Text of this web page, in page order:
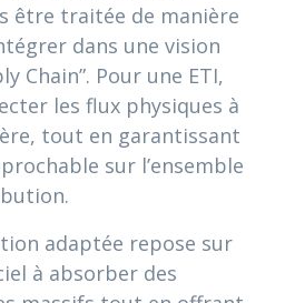
être traitée de manière
dans une vision
Chain”. Pour une ETI,
les flux physiques à
tout en garantissant
sur l’ensemble
adaptée repose sur
à absorber des